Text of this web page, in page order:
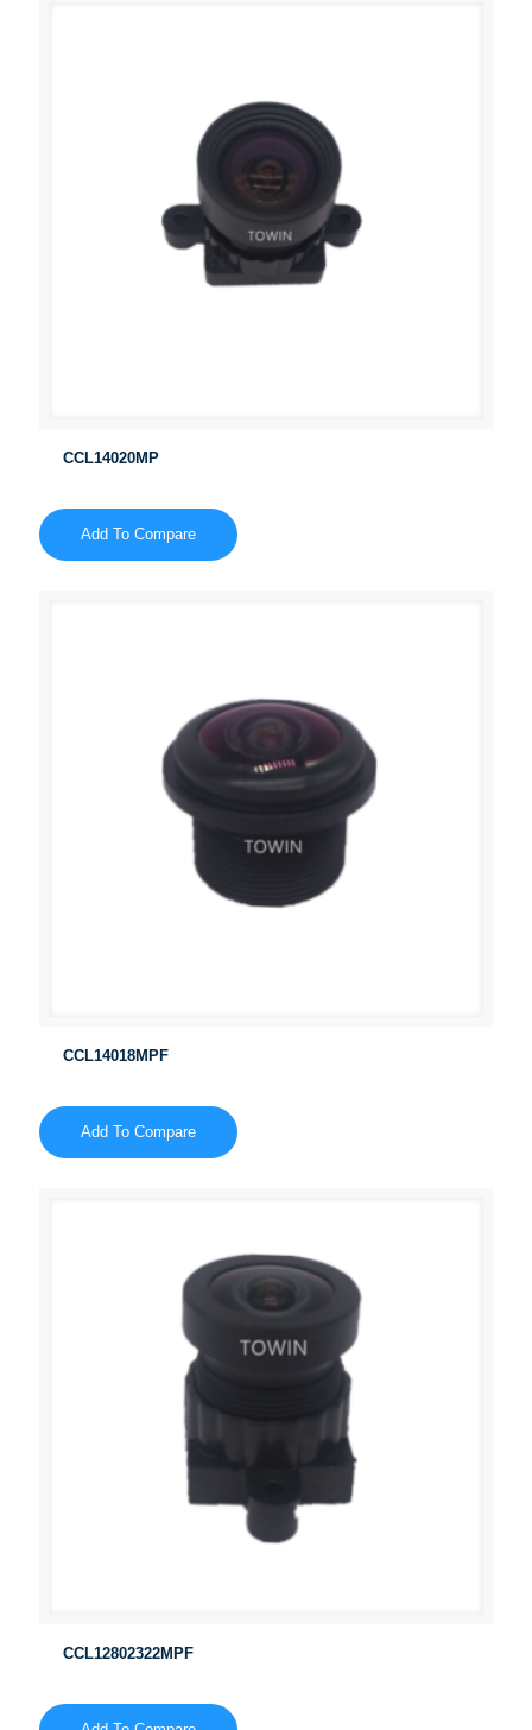
CCL14020MP
Add To Compare
CCL14018MPF
Add To Compare
CCL12802322MPF